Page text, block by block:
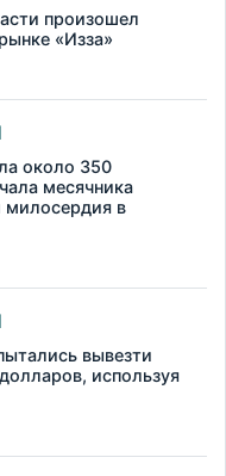
произошел
«Изза»
около 350
месячника
милосердия в
вывезти
используя